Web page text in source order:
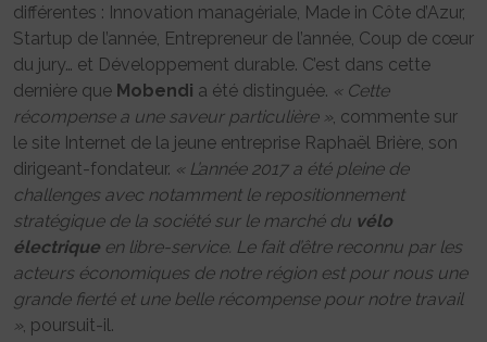
différentes : Innovation managériale, Made in Côte d’Azur,
Startup de l’année, Entrepreneur de l’année, Coup de cœur
du jury… et Développement durable. C’est dans cette
dernière que Mobendi a été distinguée. « Cette
récompense a une saveur particulière » , commente sur
le site Internet de la jeune entreprise Raphaël Brière, son
dirigeant-fondateur. « L’année 2017 a été pleine de
challenges avec notamment le repositionnement
stratégique de la société sur le marché du vélo
électrique en libre-service. Le fait d’être reconnu par les
acteurs économiques de notre région est pour nous une
grande fierté et une belle récompense pour notre travail
» , poursuit-il.